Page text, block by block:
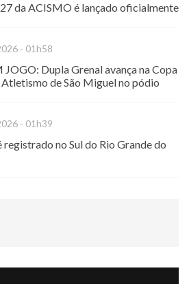
da ACISMO é lançado oficialmente
- 01h58
JOGO: Dupla Grenal avança na Copa
de São Miguel no pódio
- 01h39
registrado no Sul do Rio Grande do